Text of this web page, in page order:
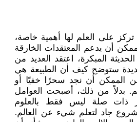
تركز على العلم لها أهمية خاصة،
أن يدعم المعتقدات الخارقة
المبكرة، اعتقد العديد من
ستوضح كيف أن الطبيعة هي
الممكن أن نجد سحرًا خفيًا أو
بدلاً من ذلك، أصبحت العوامل
ذات صلة ليس فقط بالعلوم
جاد لتعلم شيء عن العالم.